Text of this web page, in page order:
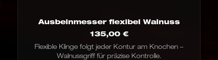
Ausbeinmesser flexibel Walnuss
135,00 €
Flexible Klinge folgt jeder Kontur am Knochen –
Walnussgriff für präzise Kontrolle.